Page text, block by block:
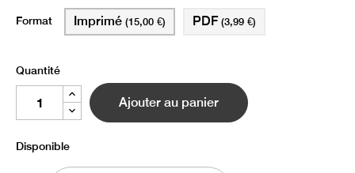
Format Imprimé (15,00 €) PDF (3,99 €)
Quantité
Ajouter au panier
Disponible